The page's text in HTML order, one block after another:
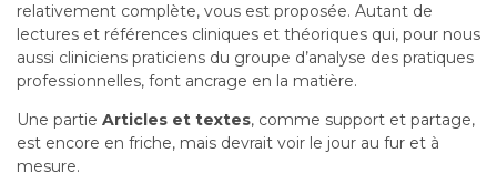
relativement complète, vous est proposée. Autant de
lectures et références cliniques et théoriques qui, pour nous
aussi cliniciens praticiens du groupe d’analyse des pratiques
professionnelles, font ancrage en la matière.
Une partie Articles et textes, comme support et partage,
est encore en friche, mais devrait voir le jour au fur et à
mesure.